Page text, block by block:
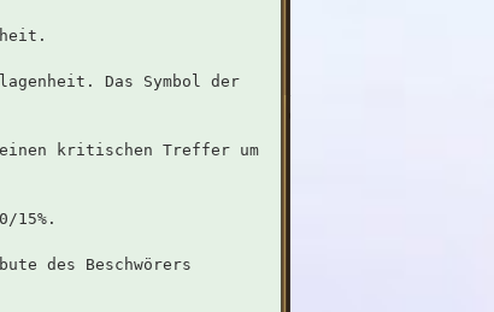
Das Symbol der
kritischen Treffer um
15%.
des Beschwörers